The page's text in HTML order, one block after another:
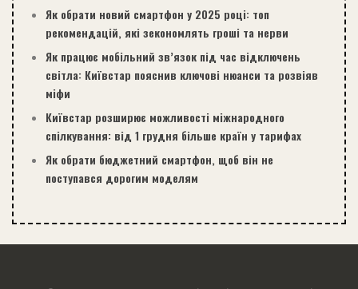
Як обрати новий смартфон у 2025 році: топ
рекомендацій, які зекономлять гроші та нерви
Як працює мобільний зв’язок під час відключень
світла: Київстар пояснив ключові нюанси та розвіяв
міфи
Київстар розширює можливості міжнародного
спілкування: від 1 грудня більше країн у тарифах
Як обрати бюджетний смартфон, щоб він не
поступався дорогим моделям